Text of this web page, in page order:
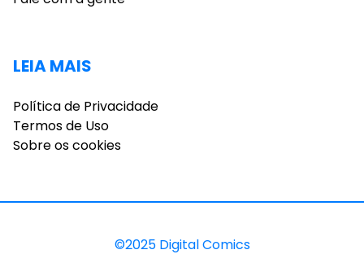
LEIA MAIS
Política de Privacidade
Termos de Uso
Sobre os cookies
©2025 Digital Comics